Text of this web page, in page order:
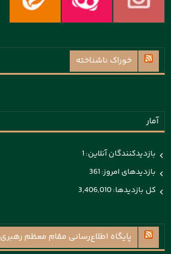
خوراک ناشناخته
آمار
بازدیدکنندگان آنلاین:1
بازدیدهای امروز:361
کل بازدیدها:3,406,010
پايگاه اطلاع‌رسانی مقام معظم رهبری